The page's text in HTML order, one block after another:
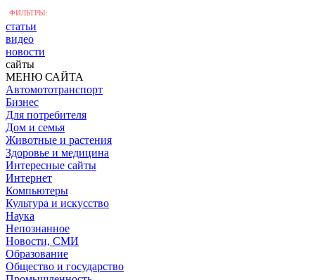
ФИЛЬТРЫ:
статьи
видео
новости
сайты
МЕНЮ САЙТА
Автомототранспорт
Бизнес
Для потребителя
Дом и семья
Животные и растения
Здоровье и медицина
Интересные сайты
Интернет
Компьютеры
Культура и искусство
Наука
Непознанное
Новости, СМИ
Образование
Общество и государство